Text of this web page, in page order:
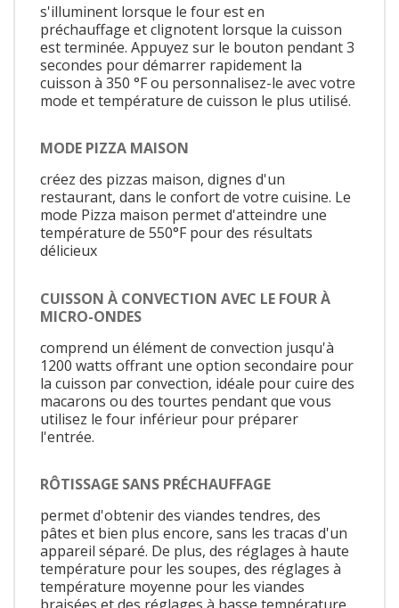
s'illuminent lorsque le four est en
préchauffage et clignotent lorsque la cuisson
est terminée. Appuyez sur le bouton pendant 3
secondes pour démarrer rapidement la
cuisson à 350 °F ou personnalisez-le avec votre
mode et température de cuisson le plus utilisé.
MODE PIZZA MAISON
créez des pizzas maison, dignes d'un
restaurant, dans le confort de votre cuisine. Le
mode Pizza maison permet d'atteindre une
température de 550°F pour des résultats
délicieux
CUISSON À CONVECTION AVEC LE FOUR À
MICRO-ONDES
comprend un élément de convection jusqu'à
1200 watts offrant une option secondaire pour
la cuisson par convection, idéale pour cuire des
macarons ou des tourtes pendant que vous
utilisez le four inférieur pour préparer
l'entrée.
RÔTISSAGE SANS PRÉCHAUFFAGE
permet d'obtenir des viandes tendres, des
pâtes et bien plus encore, sans les tracas d'un
appareil séparé. De plus, des réglages à haute
température pour les soupes, des réglages à
température moyenne pour les viandes